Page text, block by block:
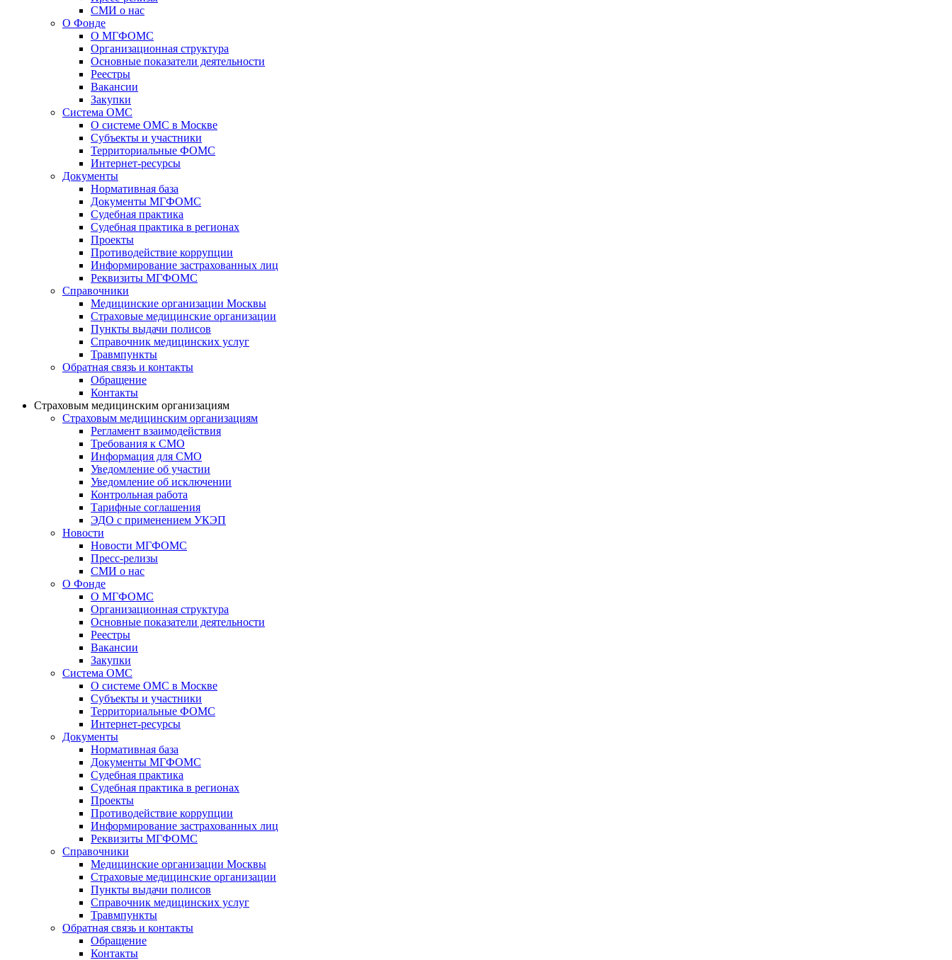
СМИ о нас
О Фонде
О МГФОМС
Организационная структура
Основные показатели деятельности
Реестры
Вакансии
Закупки
Система ОМС
О системе ОМС в Москве
Субъекты и участники
Территориальные ФОМС
Интернет-ресурсы
Документы
Нормативная база
Документы МГФОМС
Судебная практика
Судебная практика в регионах
Проекты
Противодействие коррупции
Информирование застрахованных лиц
Реквизиты МГФОМС
Справочники
Медицинские организации Москвы
Страховые медицинские организации
Пункты выдачи полисов
Справочник медицинских услуг
Травмпункты
Обратная связь и контакты
Обращение
Контакты
Страховым медицинским организациям
Страховым медицинским организациям
Регламент взаимодействия
Требования к СМО
Информация для СМО
Уведомление об участии
Уведомление об исключении
Контрольная работа
Тарифные соглашения
ЭДО с применением УКЭП
Новости
Новости МГФОМС
Пресс-релизы
СМИ о нас
О Фонде
О МГФОМС
Организационная структура
Основные показатели деятельности
Реестры
Вакансии
Закупки
Система ОМС
О системе ОМС в Москве
Субъекты и участники
Территориальные ФОМС
Интернет-ресурсы
Документы
Нормативная база
Документы МГФОМС
Судебная практика
Судебная практика в регионах
Проекты
Противодействие коррупции
Информирование застрахованных лиц
Реквизиты МГФОМС
Справочники
Медицинские организации Москвы
Страховые медицинские организации
Пункты выдачи полисов
Справочник медицинских услуг
Травмпункты
Обратная связь и контакты
Обращение
Контакты